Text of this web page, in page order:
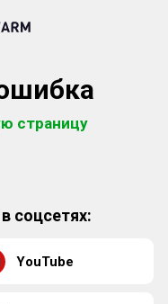
страницу
соцсетях:
YouTube